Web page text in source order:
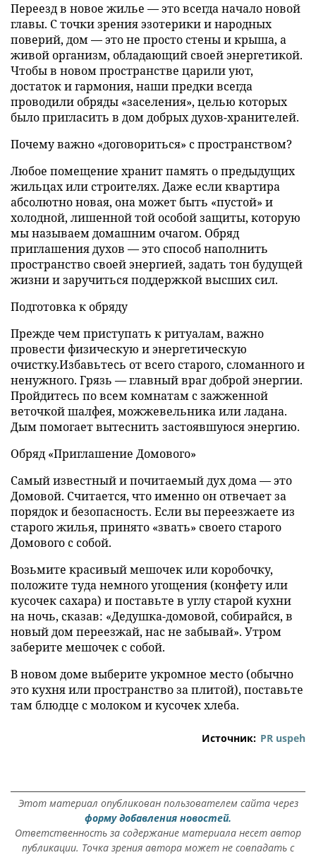
Переезд в новое жилье — это всегда начало новой
главы. С точки зрения эзотерики и народных
поверий, дом — это не просто стены и крыша, а
живой организм, обладающий своей энергетикой.
Чтобы в новом пространстве царили уют,
достаток и гармония, наши предки всегда
проводили обряды «заселения», целью которых
было пригласить в дом добрых духов-хранителей.
Почему важно «договориться» с пространством?
Любое помещение хранит память о предыдущих
жильцах или строителях. Даже если квартира
абсолютно новая, она может быть «пустой» и
холодной, лишенной той особой защиты, которую
мы называем домашним очагом. Обряд
приглашения духов — это способ наполнить
пространство своей энергией, задать тон будущей
жизни и заручиться поддержкой высших сил.
Подготовка к обряду
Прежде чем приступать к ритуалам, важно
провести физическую и энергетическую
очистку.Избавьтесь от всего старого, сломанного и
ненужного. Грязь — главный враг доброй энергии.
Пройдитесь по всем комнатам с зажженной
веточкой шалфея, можжевельника или ладана.
Дым помогает вытеснить застоявшуюся энергию.
Обряд «Приглашение Домового»
Самый известный и почитаемый дух дома — это
Домовой. Считается, что именно он отвечает за
порядок и безопасность. Если вы переезжаете из
старого жилья, принято «звать» своего старого
Домового с собой.
Возьмите красивый мешочек или коробочку,
положите туда немного угощения (конфету или
кусочек сахара) и поставьте в углу старой кухни
на ночь, сказав: «Дедушка-домовой, собирайся, в
новый дом переезжай, нас не забывай». Утром
заберите мешочек с собой.
В новом доме выберите укромное место (обычно
это кухня или пространство за плитой), поставьте
там блюдце с молоком и кусочек хлеба.
Источник: PR uspeh
Этот материал опубликован пользователем сайта через
форму добавления новостей.
Ответственность за содержание материала несет автор
публикации. Точка зрения автора может не совпадать с